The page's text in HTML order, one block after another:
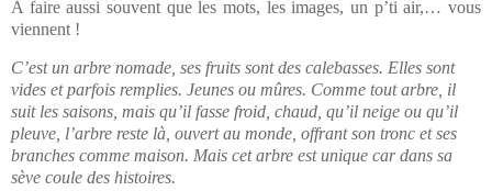
A faire aussi souvent que les mots, les images, un p’ti air,… vous
viennent !
C’est un arbre nomade, ses fruits sont des calebasses. Elles sont
vides et parfois remplies. Jeunes ou mûres. Comme tout arbre, il
suit les saisons, mais qu’il fasse froid, chaud, qu’il neige ou qu’il
pleuve, l’arbre reste là, ouvert au monde, offrant son tronc et ses
branches comme maison. Mais cet arbre est unique car dans sa
sève coule des histoires.